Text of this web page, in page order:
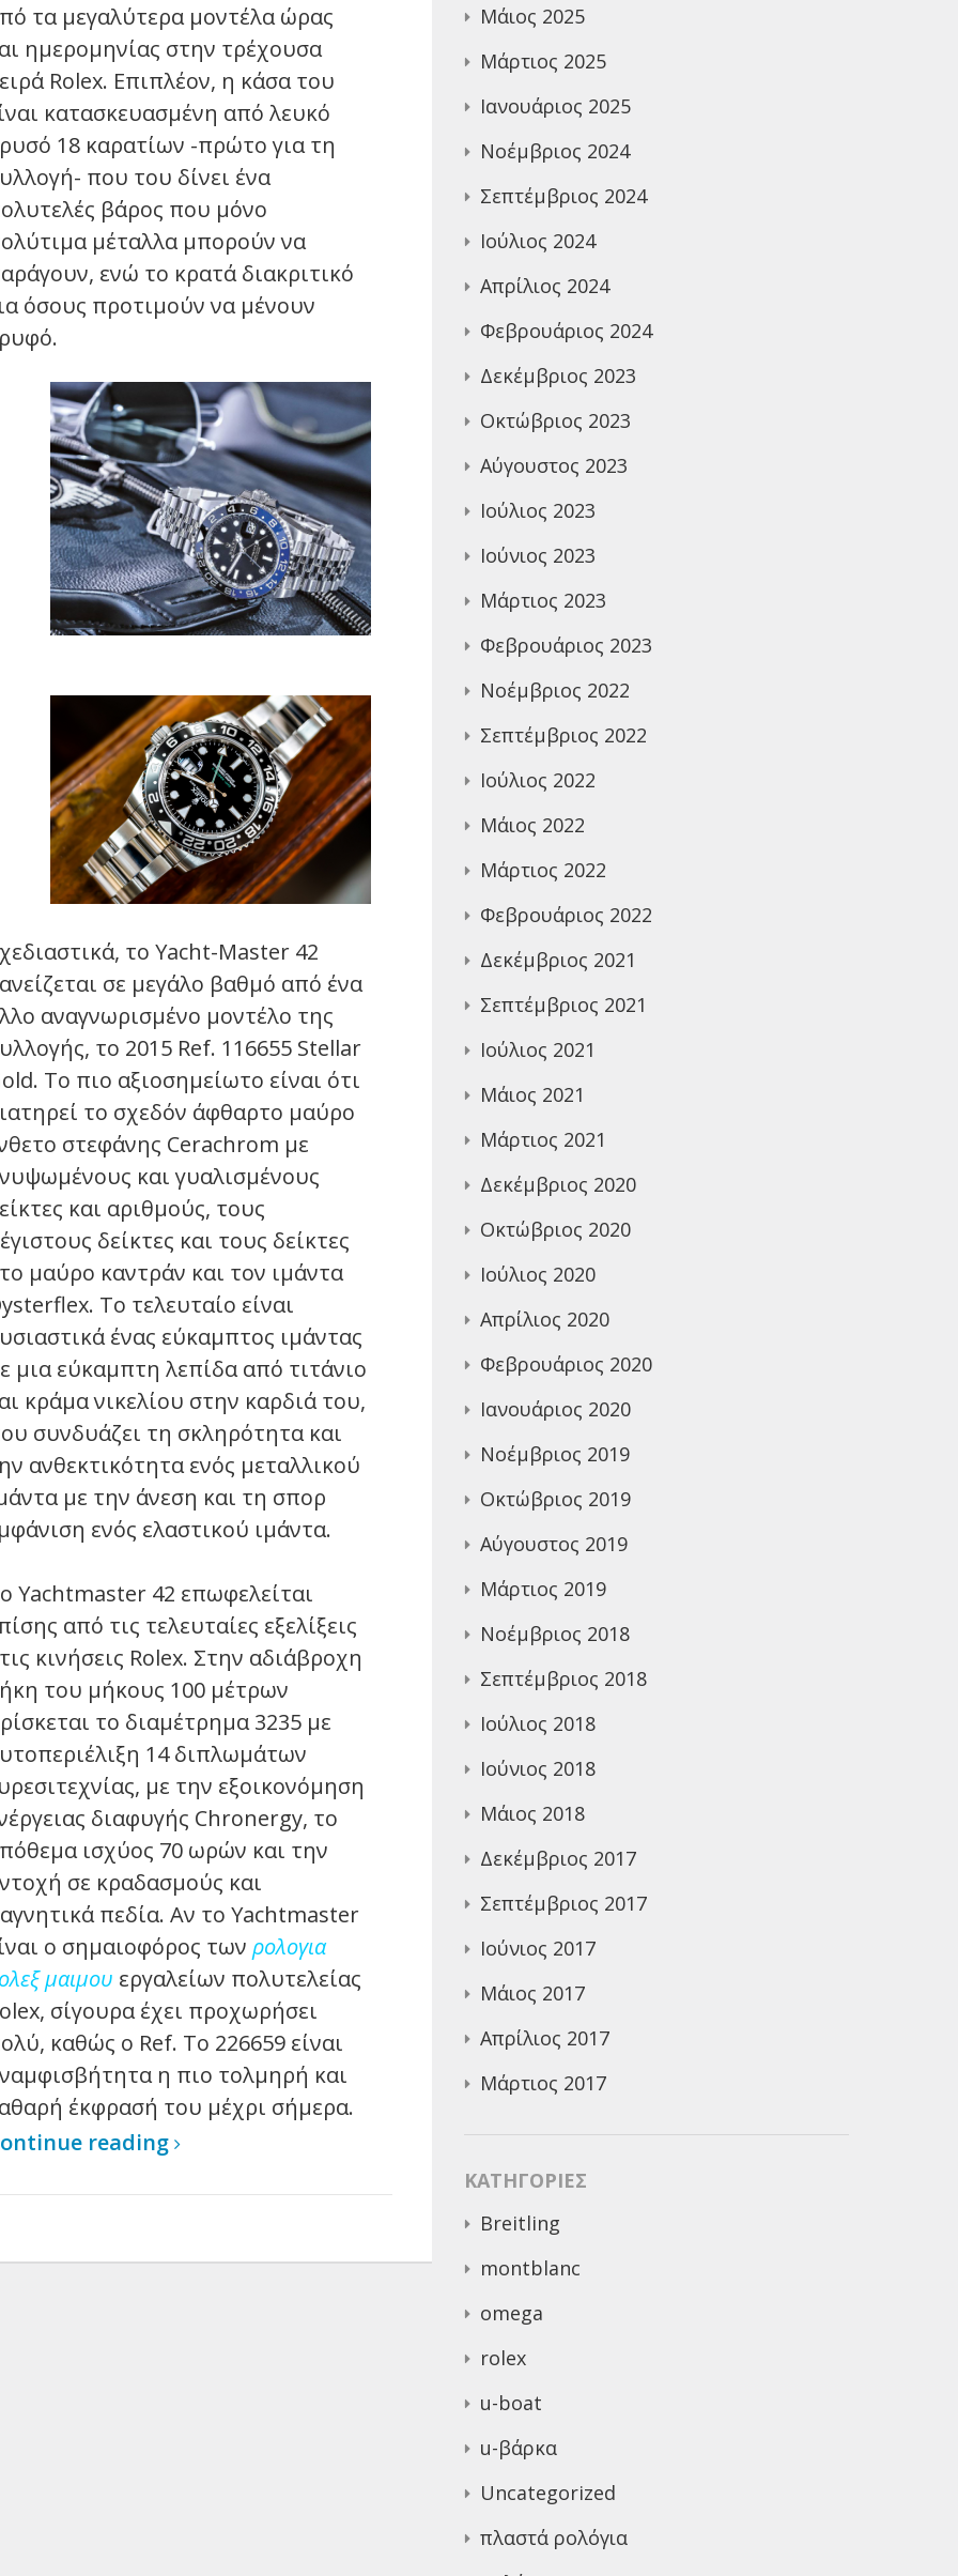
τα μεγαλύτερα μοντέλα ώρας
ημερομηνίας στην τρέχουσα
Rolex. Επιπλέον, η κάσα του
κατασκευασμένη από λευκό
18 καρατίων -πρώτο για τη
που του δίνει ένα
βάρος που μόνο
μέταλλα μπορούν να
ενώ το κρατά διακριτικό
όσους προτιμούν να μένουν
το Yacht-Master 42
σε μεγάλο βαθμό από ένα
αναγνωρισμένο μοντέλο της
το 2015 Ref. 116655 Stellar
Το πιο αξιοσημείωτο είναι ότι
το σχεδόν άφθαρτο μαύρο
στεφάνης Cerachrom με
και γυαλισμένους
και αριθμούς, τους
δείκτες και τους δείκτες
μαύρο καντράν και τον ιμάντα
Το τελευταίο είναι
ένας εύκαμπτος ιμάντας
μια εύκαμπτη λεπίδα από τιτάνιο
κράμα νικελίου στην καρδιά του,
συνδυάζει τη σκληρότητα και
ανθεκτικότητα ενός μεταλλικού
με την άνεση και τη σπορ
ενός ελαστικού ιμάντα.
Yachtmaster 42 επωφελείται
από τις τελευταίες εξελίξεις
κινήσεις Rolex. Στην αδιάβροχη
του μήκους 100 μέτρων
το διαμέτρημα 3235 με
14 διπλωμάτων
με την εξοικονόμηση
διαφυγής Chronergy, το
ισχύος 70 ωρών και την
σε κραδασμούς και
πεδία. Αν το Yachtmaster
ο σημαιοφόρος των ρολογια
μαιμου εργαλείων πολυτελείας
σίγουρα έχει προχωρήσει
καθώς ο Ref. Το 226659 είναι
η πιο τολμηρή και
έκφρασή του μέχρι σήμερα.
reading
Μάιος 2025
Μάρτιος 2025
Ιανουάριος 2025
Νοέμβριος 2024
Σεπτέμβριος 2024
Ιούλιος 2024
Απρίλιος 2024
Φεβρουάριος 2024
Δεκέμβριος 2023
Οκτώβριος 2023
Αύγουστος 2023
Ιούλιος 2023
Ιούνιος 2023
Μάρτιος 2023
Φεβρουάριος 2023
Νοέμβριος 2022
Σεπτέμβριος 2022
Ιούλιος 2022
Μάιος 2022
Μάρτιος 2022
Φεβρουάριος 2022
Δεκέμβριος 2021
Σεπτέμβριος 2021
Ιούλιος 2021
Μάιος 2021
Μάρτιος 2021
Δεκέμβριος 2020
Οκτώβριος 2020
Ιούλιος 2020
Απρίλιος 2020
Φεβρουάριος 2020
Ιανουάριος 2020
Νοέμβριος 2019
Οκτώβριος 2019
Αύγουστος 2019
Μάρτιος 2019
Νοέμβριος 2018
Σεπτέμβριος 2018
Ιούλιος 2018
Ιούνιος 2018
Μάιος 2018
Δεκέμβριος 2017
Σεπτέμβριος 2017
Ιούνιος 2017
Μάιος 2017
Απρίλιος 2017
Μάρτιος 2017
KΑΤΗΓΟΡΊΕΣ
Breitling
montblanc
omega
rolex
u-boat
u-βάρκα
Uncategorized
πλαστά ρολόγια